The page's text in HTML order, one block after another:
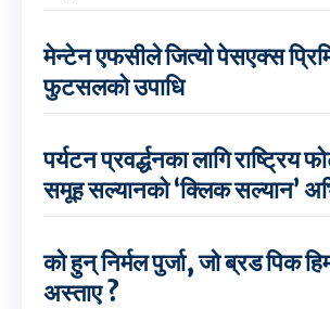
मेन्टेन एफसीले जित्यो पेसएक्स
फुटसलको उपाधि
पर्यटन प्रवर्द्धनका लागि राष्ट्रिय
समूह सल्यानको ‘क्लिक सल्यान’
को हुन् निर्मल पुर्जा, जो ब्रड पिक
अस्ताए ?